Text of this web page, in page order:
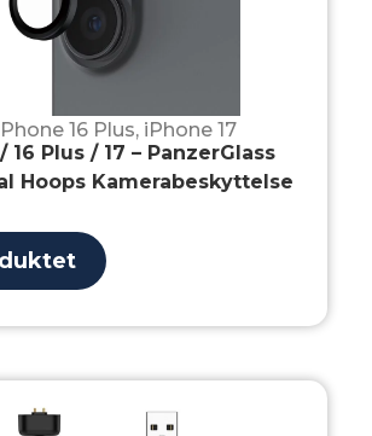
16 Plus, iPhone 17
16 Plus / 17 – PanzerGlass
Hoops Kamerabeskyttelse